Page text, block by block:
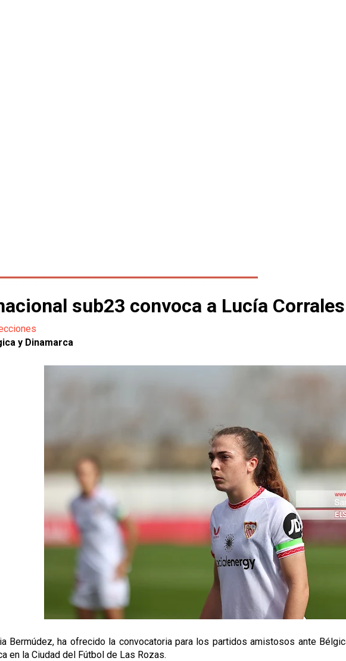
firmar su nuevo contrato con el Genoa
el centro del campo sevillista
salir
sub23 convoca a Lucía Corrales
y Dinamarca
Bermúdez, ha ofrecido la convocatoria para los partidos amistosos ante
en la Ciudad del Fútbol de Las Rozas.